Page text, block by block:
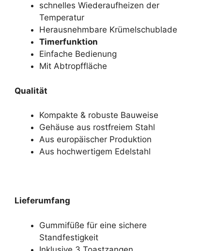
schnelles Wiederaufheizen der
Temperatur
Herausnehmbare Krümelschublade
Timerfunktion
Einfache Bedienung
Mit Abtropffläche
Qualität
Kompakte & robuste Bauweise
Gehäuse aus rostfreiem Stahl
Aus europäischer Produktion
Aus hochwertigem Edelstahl
Lieferumfang
Gummifüße für eine sichere
Standfestigkeit